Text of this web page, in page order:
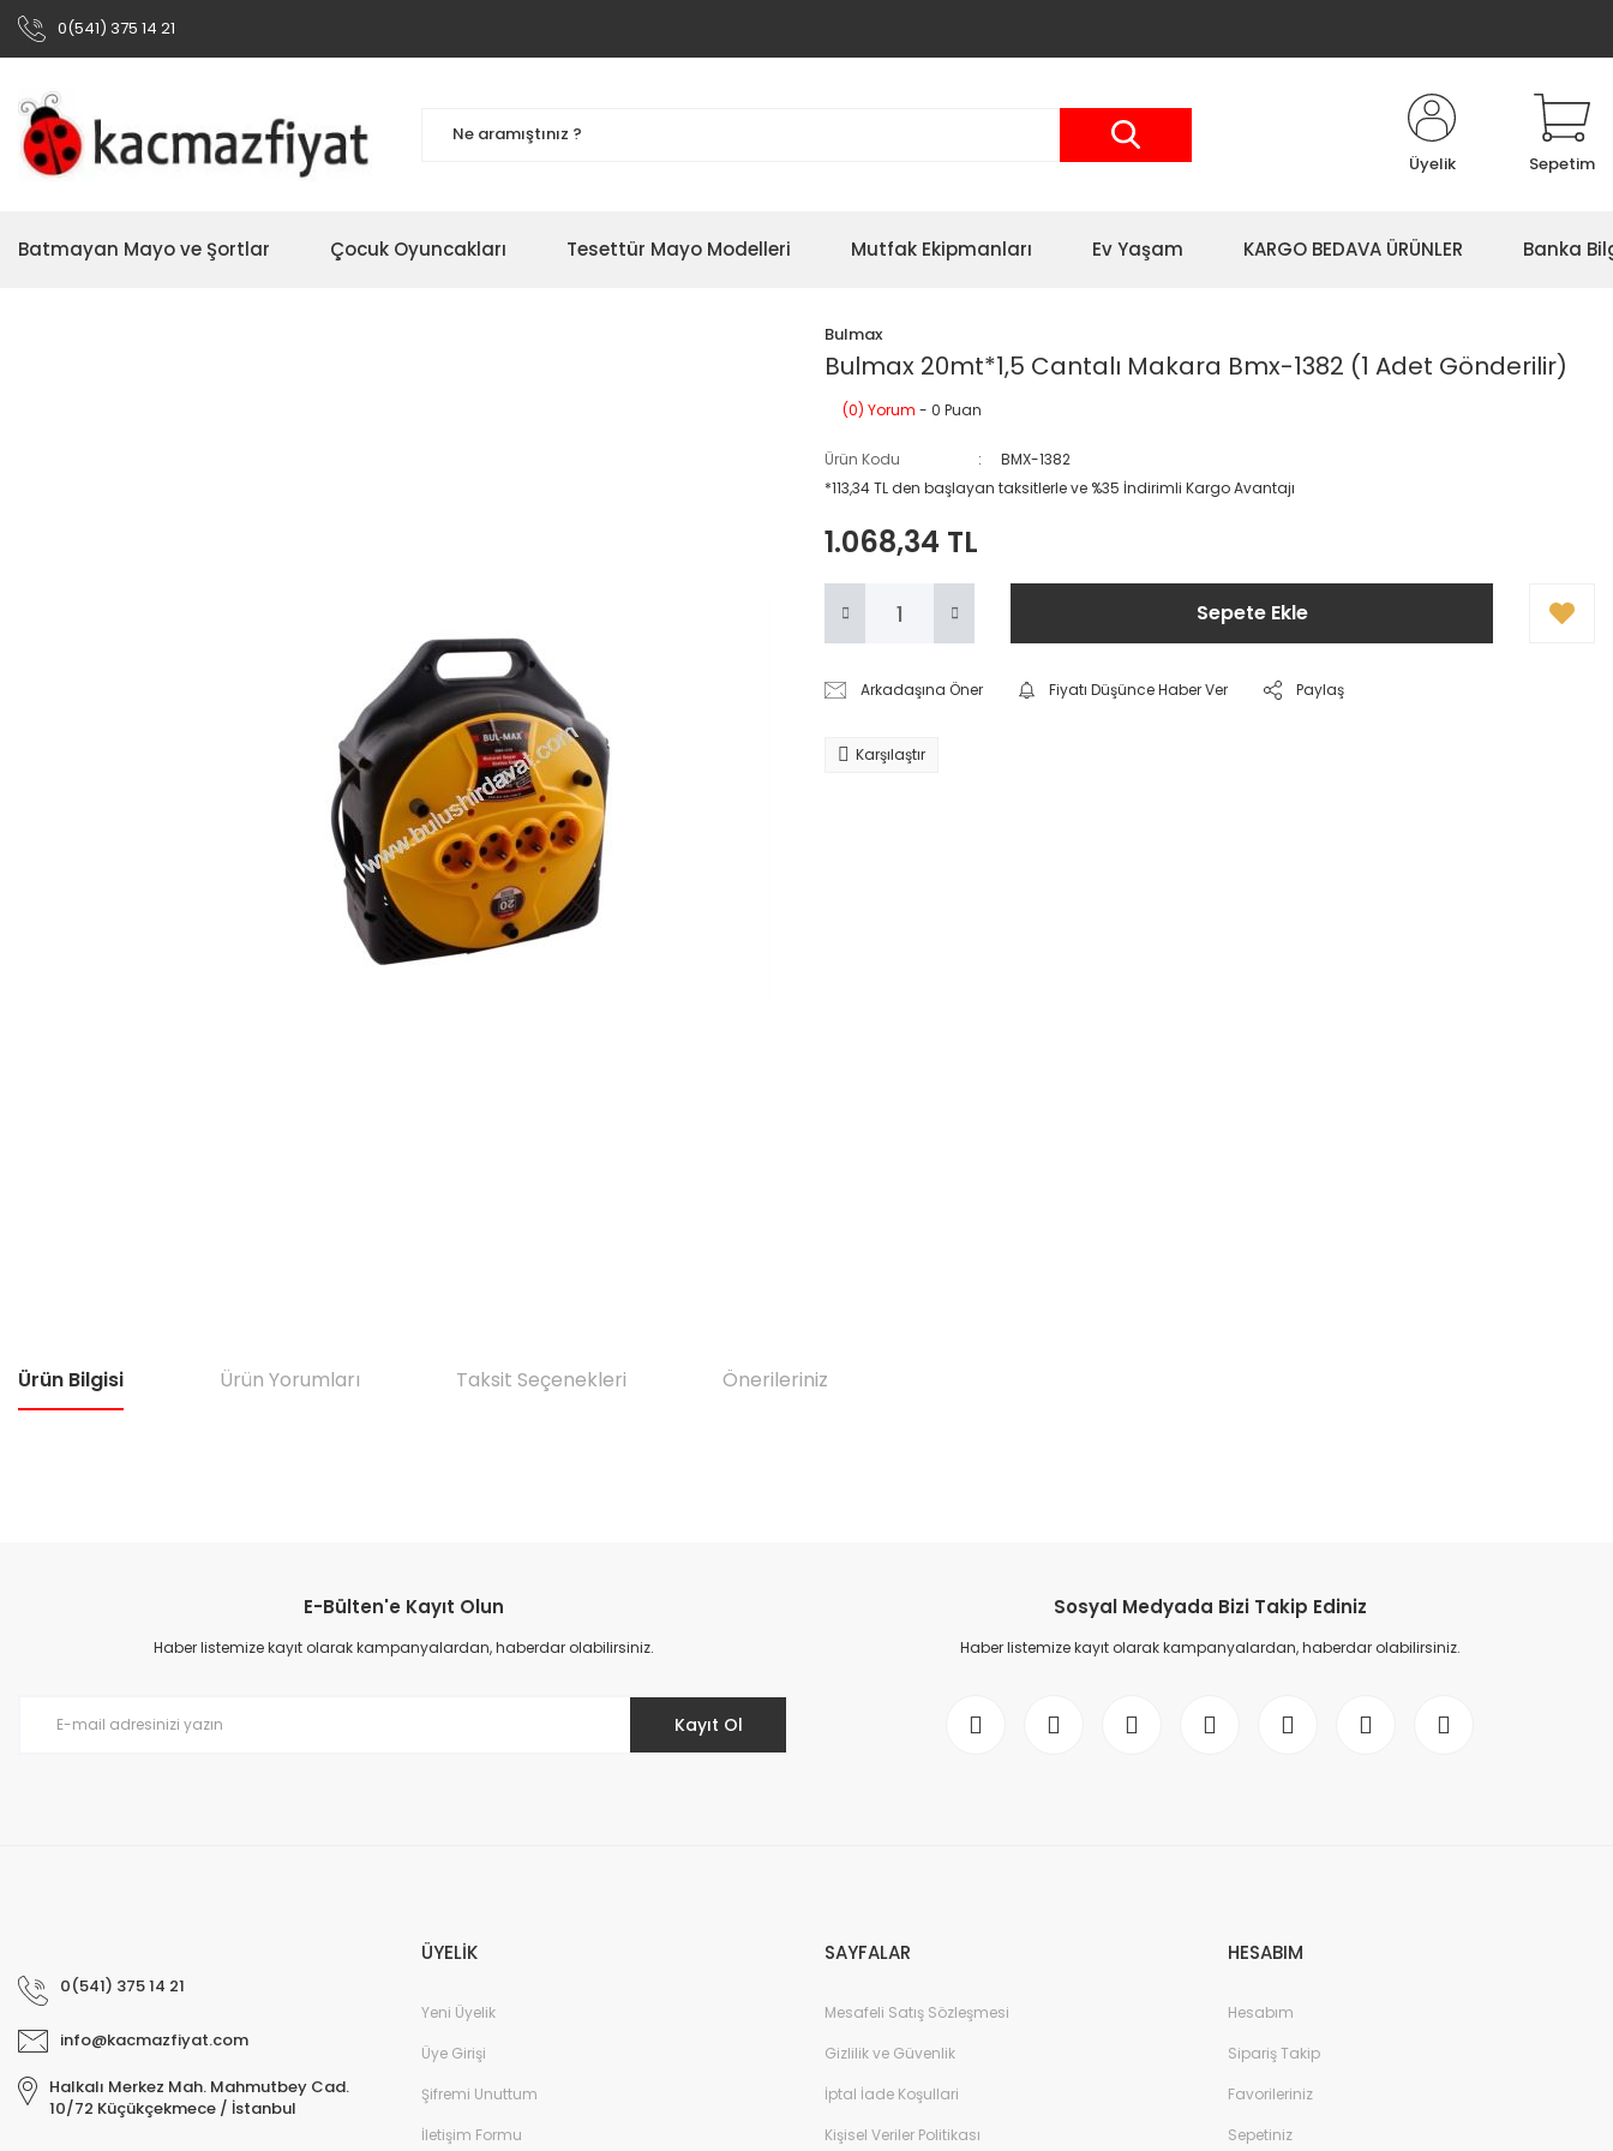
0(541) 375 14 21
Üyelik Sepetim
Batmayan Mayo ve Şortlar Çocuk Oyuncakları Tesettür Mayo Modelleri Mutfak Ekipmanları Ev Yaşam KARGO BEDAVA ÜRÜNLER Banka
Bulmax
Bulmax 20mt*1,5 Cantalı Makara Bmx-1382 (1 Adet Gönderilir)
(0) Yorum - 0 Puan
Ürün Kodu
BMX-1382
*113,34 TL den başlayan taksitlerle ve %35 İndirimli Kargo Avantajı
1.068,34 TL
Sepete Ekle
Arkadaşına Öner Fiyatı Düşünce Haber Ver Paylaş
Karşılaştır
Ürün Bilgisi Ürün Yorumları Taksit Seçenekleri Önerileriniz
Ürün resmi kalitesiz, bozuk veya görüntülenemiyor.
Ürün açıklamasında eksik bilgiler bulunuyor.
E-Bülten'e Kayıt Olun
Haber listemize kayıt olarak kampanyalardan, haberdar olabilirsiniz.
Kayıt Ol
Sosyal Medyada Bizi Takip Ediniz
Haber listemize kayıt olarak kampanyalardan, haberdar olabilirsiniz.
0(541) 375 14 21
info@kacmazfiyat.com
Halkalı Merkez Mah. Mahmutbey Cad.
10/72 Küçükçekmece / İstanbul
ÜYELİK
Yeni Üyelik
Üye Girişi
Şifremi Unuttum
İletişim Formu
SAYFALAR
Mesafeli Satış Sözleşmesi
Gizlilik ve Güvenlik
İptal İade Koşullari
Kişisel Veriler Politikası
HESABIM
Hesabım
Sipariş Takip
Favorileriniz
Sepetiniz